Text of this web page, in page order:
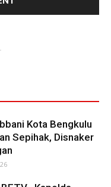
Kota Bengkulu
Sepihak, Disnaker